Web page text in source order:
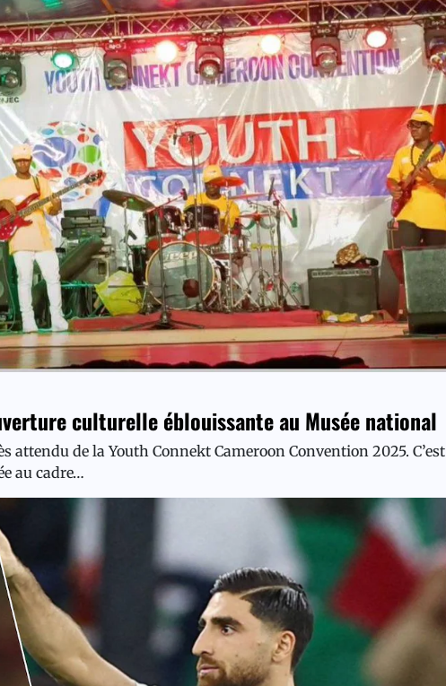
culturelle éblouissante au Musée national
de la Youth Connekt Cameroon Convention 2025. C’est
au cadre…